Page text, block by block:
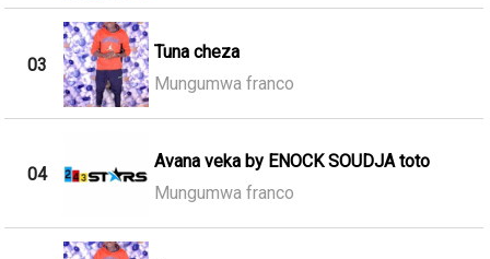
03
Tuna cheza
Mungumwa franco
04
Avana veka by ENOCK SOUDJA toto
Mungumwa franco